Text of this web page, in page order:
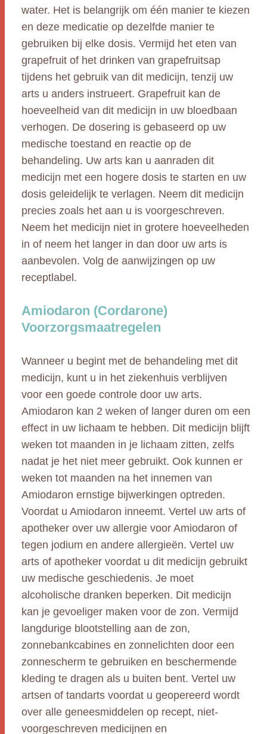
water. Het is belangrijk om één manier te kiezen
en deze medicatie op dezelfde manier te
gebruiken bij elke dosis. Vermijd het eten van
grapefruit of het drinken van grapefruitsap
tijdens het gebruik van dit medicijn, tenzij uw
arts u anders instrueert. Grapefruit kan de
hoeveelheid van dit medicijn in uw bloedbaan
verhogen. De dosering is gebaseerd op uw
medische toestand en reactie op de
behandeling. Uw arts kan u aanraden dit
medicijn met een hogere dosis te starten en uw
dosis geleidelijk te verlagen. Neem dit medicijn
precies zoals het aan u is voorgeschreven.
Neem het medicijn niet in grotere hoeveelheden
in of neem het langer in dan door uw arts is
aanbevolen. Volg de aanwijzingen op uw
receptlabel.
Amiodaron (Cordarone)
Voorzorgsmaatregelen
Wanneer u begint met de behandeling met dit
medicijn, kunt u in het ziekenhuis verblijven
voor een goede controle door uw arts.
Amiodaron kan 2 weken of langer duren om een
effect in uw lichaam te hebben. Dit medicijn blijft
weken tot maanden in je lichaam zitten, zelfs
nadat je het niet meer gebruikt. Ook kunnen er
weken tot maanden na het innemen van
Amiodaron ernstige bijwerkingen optreden.
Voordat u Amiodaron inneemt. Vertel uw arts of
apotheker over uw allergie voor Amiodaron of
tegen jodium en andere allergieën. Vertel uw
arts of apotheker voordat u dit medicijn gebruikt
uw medische geschiedenis. Je moet
alcoholische dranken beperken. Dit medicijn
kan je gevoeliger maken voor de zon. Vermijd
langdurige blootstelling aan de zon,
zonnebankcabines en zonnelichten door een
zonnescherm te gebruiken en beschermende
kleding te dragen als u buiten bent. Vertel uw
artsen of tandarts voordat u geopereerd wordt
over alle geneesmiddelen op recept, niet-
voorgeschreven medicijnen en